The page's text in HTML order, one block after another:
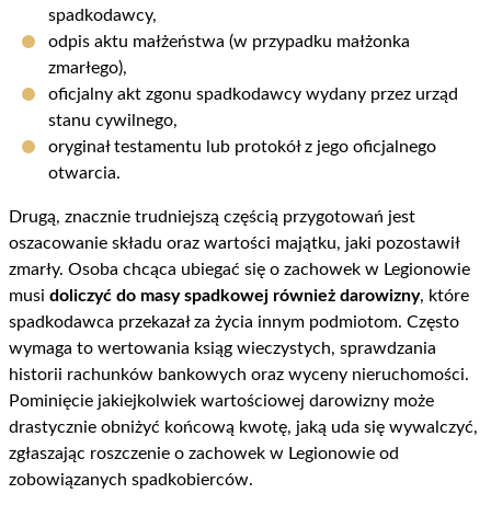
spadkodawcy,
odpis aktu małżeństwa (w przypadku małżonka
zmarłego),
oficjalny akt zgonu spadkodawcy wydany przez urząd
stanu cywilnego,
oryginał testamentu lub protokół z jego oficjalnego
otwarcia.
Drugą, znacznie trudniejszą częścią przygotowań jest
oszacowanie składu oraz wartości majątku, jaki pozostawił
zmarły. Osoba chcąca ubiegać się o zachowek w Legionowie
musi doliczyć do masy spadkowej również darowizny, które
spadkodawca przekazał za życia innym podmiotom. Często
wymaga to wertowania ksiąg wieczystych, sprawdzania
historii rachunków bankowych oraz wyceny nieruchomości.
Pominięcie jakiejkolwiek wartościowej darowizny może
drastycznie obniżyć końcową kwotę, jaką uda się wywalczyć,
zgłaszając roszczenie o zachowek w Legionowie od
zobowiązanych spadkobierców.